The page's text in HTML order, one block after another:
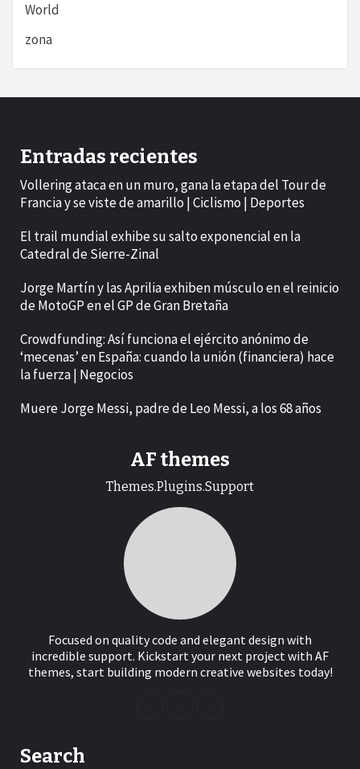
World
zona
Entradas recientes
Vollering ataca en un muro, gana la etapa del Tour de
Francia y se viste de amarillo | Ciclismo | Deportes
El trail mundial exhibe su salto exponencial en la
Catedral de Sierre-Zinal
Jorge Martín y las Aprilia exhiben músculo en el reinicio
de MotoGP en el GP de Gran Bretaña
Crowdfunding: Así funciona el ejército anónimo de
‘mecenas’ en España: cuando la unión (financiera) hace
la fuerza | Negocios
Muere Jorge Messi, padre de Leo Messi, a los 68 años
AF themes
Themes.Plugins.Support
Focused on quality code and elegant design with
incredible support. Kickstart your next project with AF
themes, start building modern creative websites today!
Search